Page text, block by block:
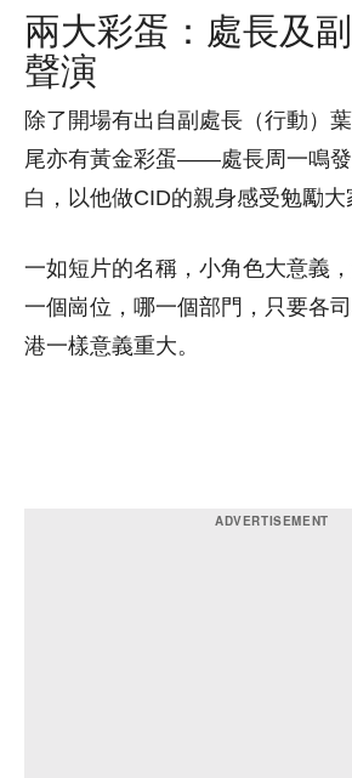
兩大彩蛋：處長及
聲演
除了開場有出自副處長（行動）
尾亦有黃金彩蛋——處長周一鳴
白，以他做CID的親身感受勉勵大
一如短片的名稱，小角色大意義
一個崗位，哪一個部門，只要各
港一樣意義重大。